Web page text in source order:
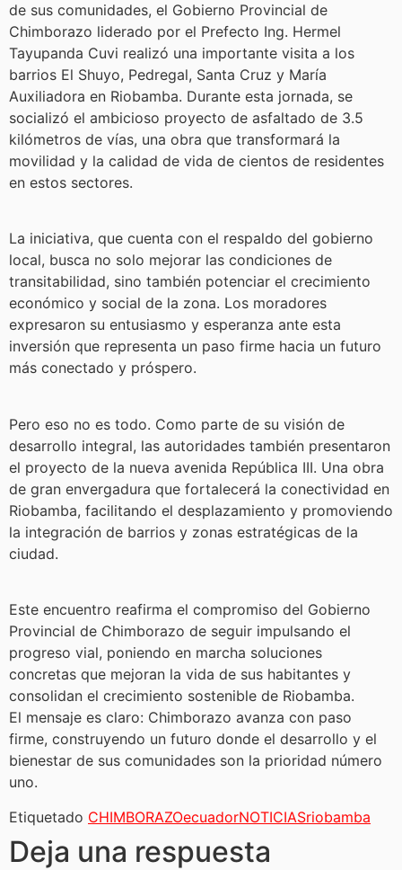
de sus comunidades, el Gobierno Provincial de
Chimborazo liderado por el Prefecto Ing. Hermel
Tayupanda Cuvi realizó una importante visita a los
barrios El Shuyo, Pedregal, Santa Cruz y María
Auxiliadora en Riobamba. Durante esta jornada, se
socializó el ambicioso proyecto de asfaltado de 3.5
kilómetros de vías, una obra que transformará la
movilidad y la calidad de vida de cientos de residentes
en estos sectores.
La iniciativa, que cuenta con el respaldo del gobierno
local, busca no solo mejorar las condiciones de
transitabilidad, sino también potenciar el crecimiento
económico y social de la zona. Los moradores
expresaron su entusiasmo y esperanza ante esta
inversión que representa un paso firme hacia un futuro
más conectado y próspero.
Pero eso no es todo. Como parte de su visión de
desarrollo integral, las autoridades también presentaron
el proyecto de la nueva avenida República III. Una obra
de gran envergadura que fortalecerá la conectividad en
Riobamba, facilitando el desplazamiento y promoviendo
la integración de barrios y zonas estratégicas de la
ciudad.
Este encuentro reafirma el compromiso del Gobierno
Provincial de Chimborazo de seguir impulsando el
progreso vial, poniendo en marcha soluciones
concretas que mejoran la vida de sus habitantes y
consolidan el crecimiento sostenible de Riobamba.
El mensaje es claro: Chimborazo avanza con paso
firme, construyendo un futuro donde el desarrollo y el
bienestar de sus comunidades son la prioridad número
uno.
Etiquetado CHIMBORAZOecuadorNOTICIASriobamba
Deja una respuesta